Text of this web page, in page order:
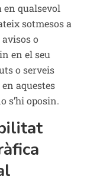
en qualsevol
sotmesos a
o
en el seu
o serveis
aquestes
s’hi oposin.